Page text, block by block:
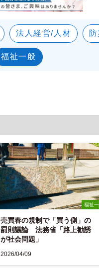
法人経営/人材 防
福祉一般
福祉
売買春の規制で「買う側」の
罰則議論 法務省「路上勧誘
が社会問題」
2026/04/09